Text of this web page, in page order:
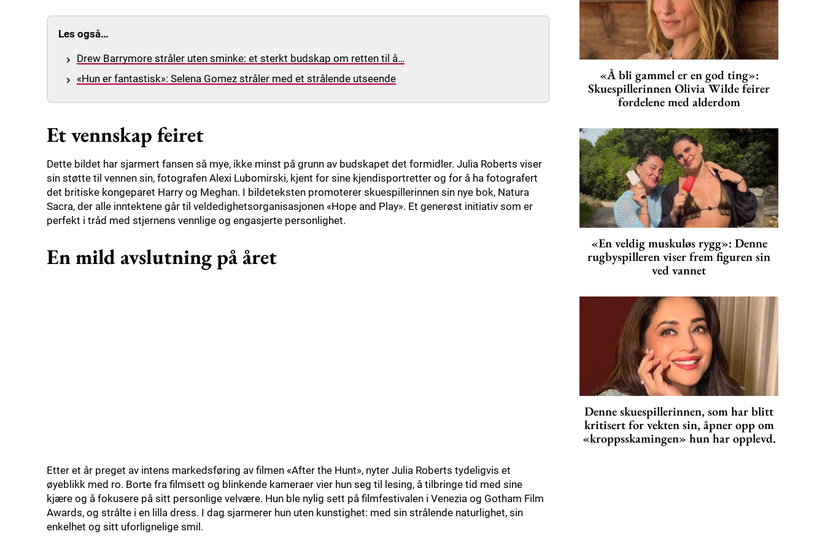
Les også…
Drew Barrymore stråler uten sminke: et sterkt budskap om retten til å…
«Hun er fantastisk»: Selena Gomez stråler med et strålende utseende
Et vennskap feiret
Dette bildet har sjarmert fansen så mye, ikke minst på grunn av budskapet det formidler. Julia Roberts viser
sin støtte til vennen sin, fotografen Alexi Lubomirski, kjent for sine kjendisportretter og for å ha fotografert
det britiske kongeparet Harry og Meghan. I bildeteksten promoterer skuespillerinnen sin nye bok, Natura
Sacra, der alle inntektene går til veldedighetsorganisasjonen «Hope and Play». Et generøst initiativ som er
perfekt i tråd med stjernens vennlige og engasjerte personlighet.
En mild avslutning på året
Etter et år preget av intens markedsføring av filmen «After the Hunt», nyter Julia Roberts tydeligvis et
øyeblikk med ro. Borte fra filmsett og blinkende kameraer vier hun seg til lesing, å tilbringe tid med sine
kjære og å fokusere på sitt personlige velvære. Hun ble nylig sett på filmfestivalen i Venezia og Gotham Film
Awards, og strålte i en lilla dress. I dag sjarmerer hun uten kunstighet: med sin strålende naturlighet, sin
enkelhet og sitt uforlignelige smil.
«Å bli gammel er en god ting»:
Skuespillerinnen Olivia Wilde feirer
fordelene med alderdom
«En veldig muskuløs rygg»: Denne
rugbyspilleren viser frem figuren sin
ved vannet
Denne skuespillerinnen, som har blitt
kritisert for vekten sin, åpner opp om
«kroppsskamingen» hun har opplevd.